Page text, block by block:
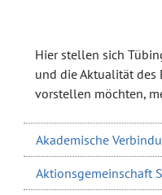
Hier stellen sich
und die Aktualität des
vorstellen möchten,
Akademische
Aktionsgemeinschaft